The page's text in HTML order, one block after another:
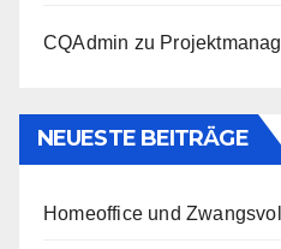
CQAdmin zu
NEUESTE BEITRÄGE
Homeoffice und